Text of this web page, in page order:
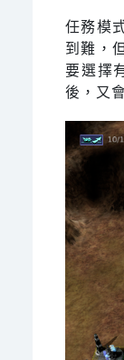
任務模
到難，
要選擇
後，又